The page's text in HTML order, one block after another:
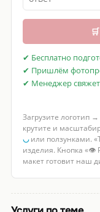
✔ Бесплатно
✔ Пришлём
✔ Менеджер
Загрузите логотип
крутите и
◡или ползунками.
изделия. Кнопка «👁
макет готовит наш